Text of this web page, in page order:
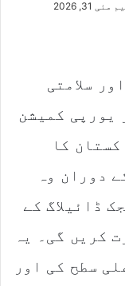
31, 2026
سلامتی
یورپی کمیشن
کا
دوران وہ
ڈائیلاگ کے
کریں گی۔ یہ
سطح کی اور